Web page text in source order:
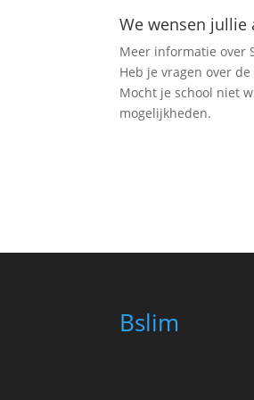
We wensen jullie
Meer informatie over
Heb je vragen over
Mocht je school niet
mogelijkheden.
Bslim